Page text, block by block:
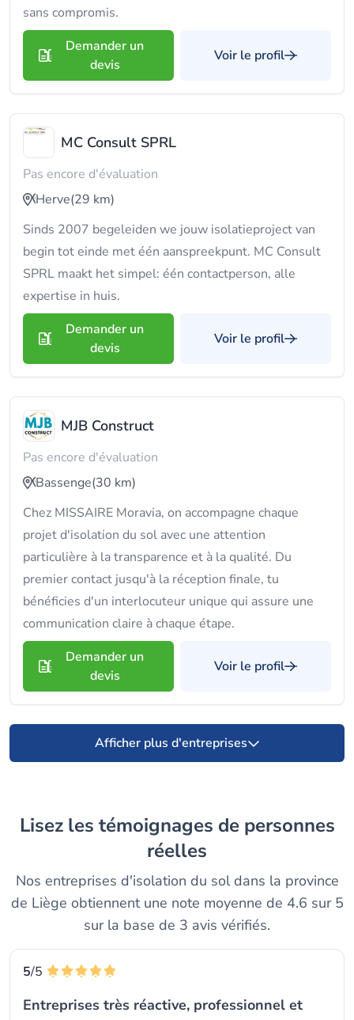
sans compromis.
Demander un
devis
Voir le profil
MC Consult SPRL
Pas encore d'évaluation
Herve(29 km)
Sinds 2007 begeleiden we jouw isolatieproject van
begin tot einde met één aanspreekpunt. MC Consult
SPRL maakt het simpel: één contactperson, alle
expertise in huis.
Demander un
devis
Voir le profil
MJB Construct
Pas encore d'évaluation
Bassenge(30 km)
Chez MISSAIRE Moravia, on accompagne chaque
projet d'isolation du sol avec une attention
particulière à la transparence et à la qualité. Du
premier contact jusqu'à la réception finale, tu
bénéficies d'un interlocuteur unique qui assure une
communication claire à chaque étape.
Demander un
devis
Voir le profil
Afficher plus d'entreprises
Lisez les témoignages de personnes
réelles
Nos entreprises d'isolation du sol dans la province
de Liège obtiennent une note moyenne de 4.6 sur 5
sur la base de 3 avis vérifiés.
5/5
Entreprises très réactive, professionnel et